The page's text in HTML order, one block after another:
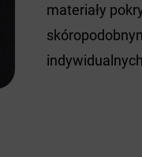
materiały